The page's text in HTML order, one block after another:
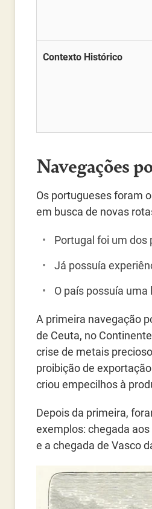
Contexto Histórico
Navegações
Os portugueses foram
em busca de novas
Portugal foi um dos
Já possuía
O país possuía
A primeira navegação
de Ceuta, no
crise de metais
proibição de
criou empecilhos à
Depois da primeira,
exemplos: chegada
e a chegada de Vasco